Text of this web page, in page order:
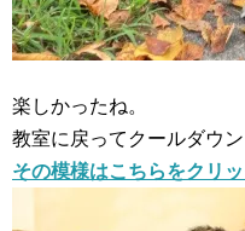
楽しかったね。
教室に戻ってクールダウ
その模様はこちらをクリッ